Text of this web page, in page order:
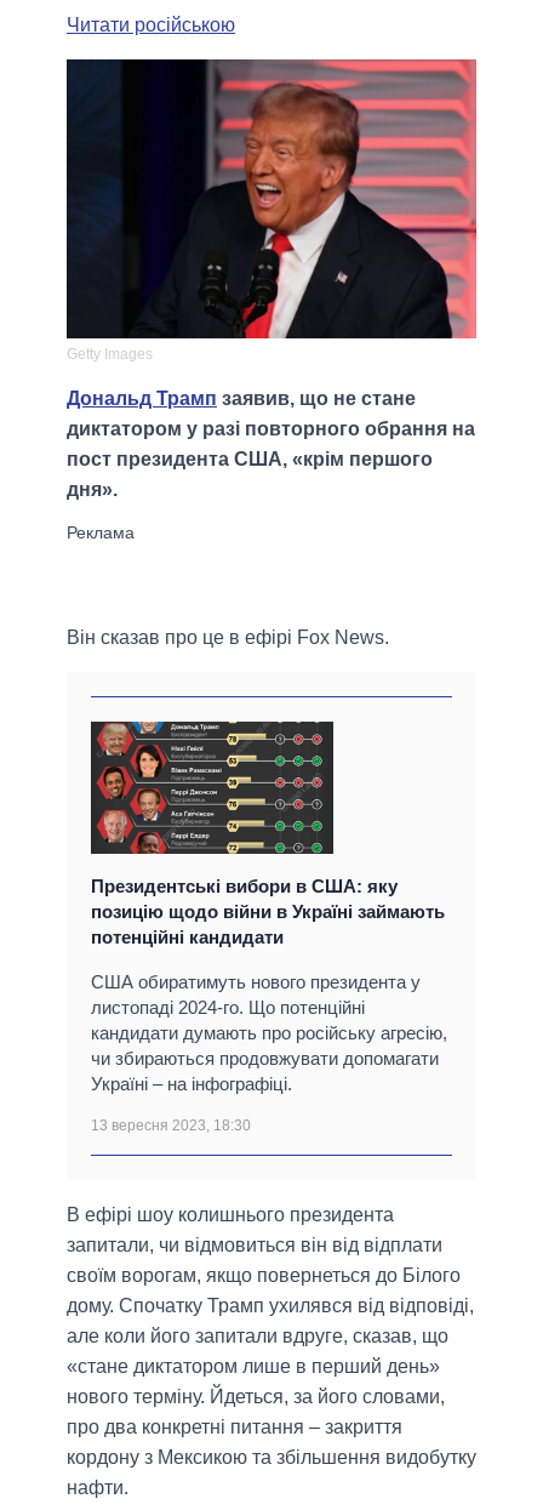
Читати російською
Getty Images
Дональд Трамп заявив, що не стане
диктатором у разі повторного обрання на
пост президента США, «крім першого
дня».
Він сказав про це в ефірі Fox News.
Президентські вибори в США: яку
позицію щодо війни в Україні займають
потенційні кандидати
США обиратимуть нового президента у
листопаді 2024-го. Що потенційні
кандидати думають про російську агресію,
чи збираються продовжувати допомагати
Україні – на інфографіці.
13 вересня 2023, 18:30
В ефірі шоу колишнього президента
запитали, чи відмовиться він від відплати
своїм ворогам, якщо повернеться до Білого
дому. Спочатку Трамп ухилявся від відповіді,
але коли його запитали вдруге, сказав, що
«стане диктатором лише в перший день»
нового терміну. Йдеться, за його словами,
про два конкретні питання – закриття
кордону з Мексикою та збільшення видобутку
нафти.